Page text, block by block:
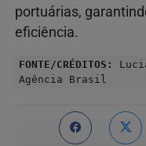
portuárias,
eficiência.
FONTE/CRÉDITOS:
Agência Brasil